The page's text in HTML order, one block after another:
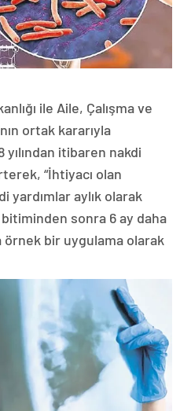
ile Aile, Çalışma ve
ortak kararıyla
itibaren nakdi
“İhtiyacı olan
yardımlar aylık olarak
sonra 6 ay daha
örnek bir uygulama olarak